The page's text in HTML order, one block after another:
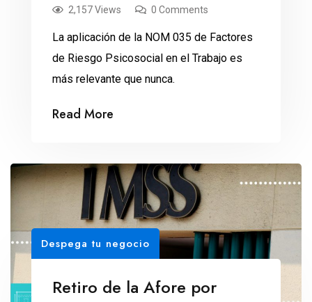
2,157 Views
0 Comments
La aplicación de la NOM 035 de Factores
de Riesgo Psicosocial en el Trabajo es
más relevante que nunca.
Read More
Despega tu negocio
Retiro de la Afore por